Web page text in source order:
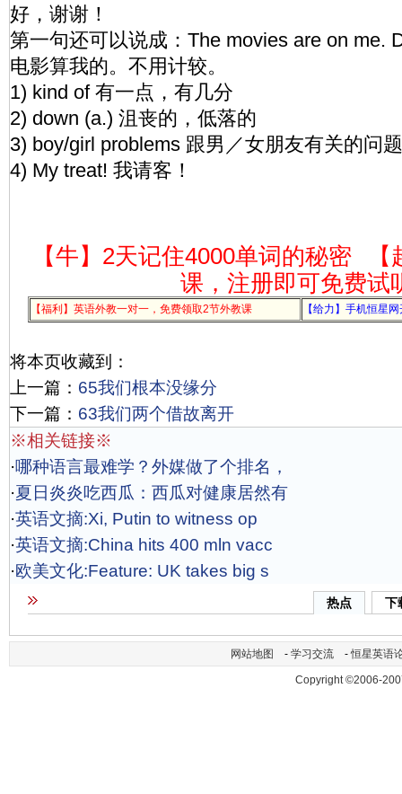
好，谢谢！
第一句还可以说成：The movies are on me.
电影算我的。不用计较。
1) kind of 有一点，有几分
2) down (a.) 沮丧的，低落的
3) boy/girl problems 跟男／女朋友有关的问
4) My treat! 我请客！
【牛】2天记住4000单词的秘密
课，注册即可免费试
【福利】英语外教一对一，免费领取2节外教课 【给力】手机恒星
将本页收藏到：
上一篇： 65我们根本没缘分
下一篇： 63我们两个借故离开
※相关链接※
·哪种语言最难学？外媒做了个排名，
·夏日炎炎吃西瓜：西瓜对健康居然有
·英语文摘:Xi, Putin to witness op
·英语文摘:China hits 400 mln vacc
·欧美文化:Feature: UK takes big s
热点 下
网站地图 - 学习交流 -恒星英语
Copyright ©2006-